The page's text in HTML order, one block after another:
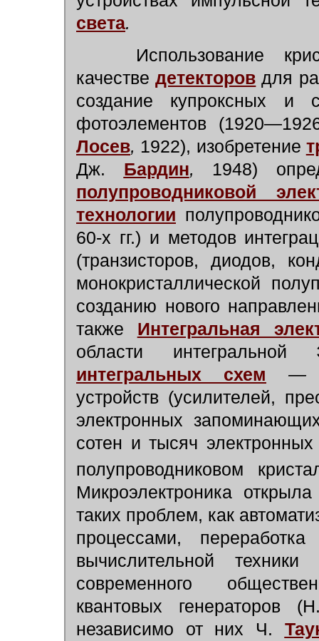
света.
Использование
качестведетекторов для
создание купроксных и
фотоэлементов
Лосев, 1922), изобретение
Дж. Бардин, 1948)
полупроводниковой
технологии
60-х гг.) и методов
(транзисторов, диодов,
монокристаллической
созданию нового
также Интегральная
области
интегральных схем —
устройств (усилителей,
электронных
сотен и тысяч
полупроводниковом
Микроэлектроника
таких проблем, как
процессами,
вычислительной
современного
квантовых генераторов
независимо от них Ч.